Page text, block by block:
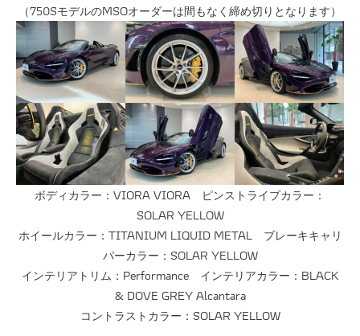
（750SモデルのMSOオーダーは間もなく締め切りとなります）
ボディカラー：VIORA VIORA ピンストライプカラー：
SOLAR YELLOW
ホイールカラー：TITANIUM LIQUID METAL ブレーキキャリ
パーカラー：SOLAR YELLOW
インテリアトリム：Performance インテリアカラー：BLACK
& DOVE GREY Alcantara
コントラストカラー：SOLAR YELLOW